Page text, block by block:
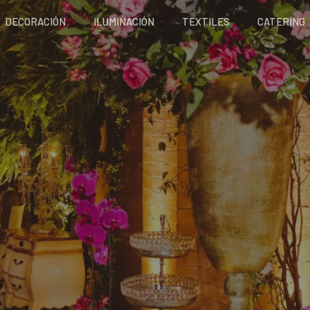
DECORACIÓN ILUMINACIÓN TEXTILES CATERING